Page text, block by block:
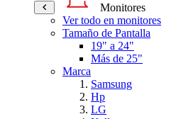
Monitores
Ver todo en monitores
Tamaño de Pantalla
19" a 24"
Más de 25"
Marca
Samsung
Hp
LG